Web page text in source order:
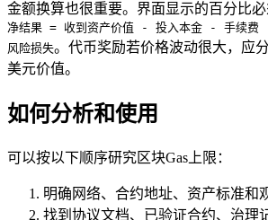
金额换算也很重要。界面显示的百分比必
净结果 = 收到资产价值 - 投入本金 - 手续
风险损失。代币奖励若价格波动很大，应
美元价值。
如何分析和使用
可以按以下顺序研究区块Gas上限：
明确网络、合约地址、资产标准和
找到协议文档、已验证合约、治理